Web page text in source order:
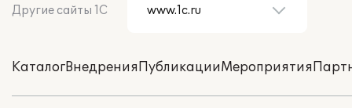
Другие сайты 1С
КаталогВнедренияПубликацииМероприятия